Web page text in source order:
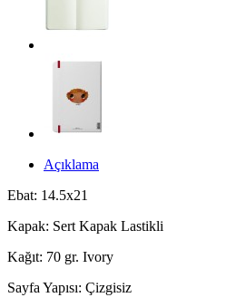
Açıklama
Ebat: 14.5x21
Kapak: Sert Kapak Lastikli
Kağıt: 70 gr. Ivory
Sayfa Yapısı: Çizgisiz